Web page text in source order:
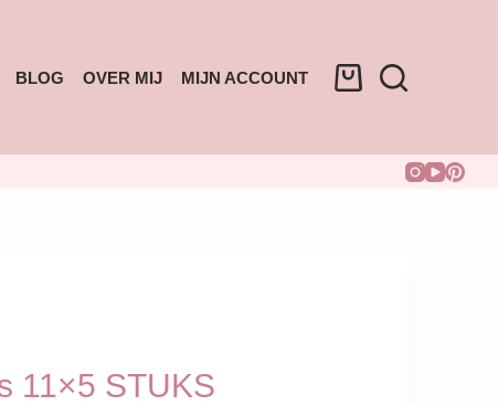
BLOG OVER MIJ MIJN ACCOUNT
11×5 STUKS